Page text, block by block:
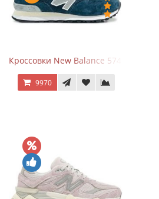
Кроссовки New Balance 574 Navy Grey
9970